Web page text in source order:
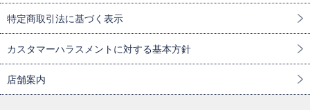
特定商取引法に基づく表示
カスタマーハラスメントに対する基本方針
店舗案内